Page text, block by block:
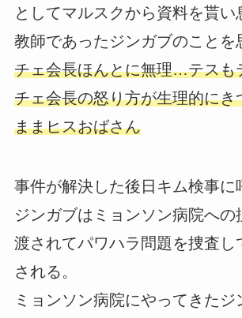
としてマルスクから資料を貰い
教師であったジンガブのことを
チェ会長ほんとに無理…テスも
チェ会長の怒り方が生理的にき
ままヒスおばさん
事件が解決した後日キム検事に
ジンガブはミョンソン病院への
渡されてパワハラ問題を捜査し
される。
ミョンソン病院にやってきたジ